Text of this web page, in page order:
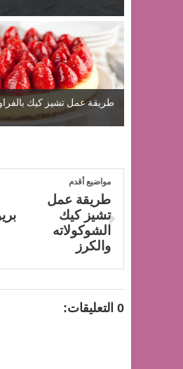
طريقة عمل تشيز كيك
مواضيع أقدم
طريقة عمل
تشيز كيك
الشوكولاته
والكرز
0 التعليقات: